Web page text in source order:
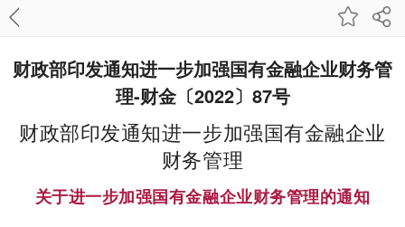
财政部印发通知进一步加强国有金融企业财务管
理-财金〔2022〕87号
财政部印发通知进一步加强国有金融企业
财务管理
关于进一步加强国有金融企业财务管理的通知